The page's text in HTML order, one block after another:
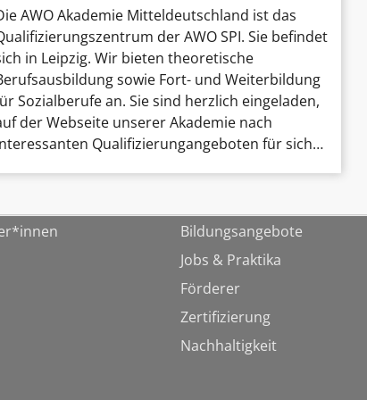
AWO Akademie Mitteldeutschland ist das
der AWO SPI. Sie befindet
in Leipzig. Wir bieten theoretische
sowie Fort- und Weiterbildung
Sozialberufe an. Sie sind herzlich eingeladen,
der Webseite unserer Akademie nach
Qualifizierungangeboten für sich…
Bildungsangebote
Jobs & Praktika
Förderer
Zertifizierung
Nachhaltigkeit